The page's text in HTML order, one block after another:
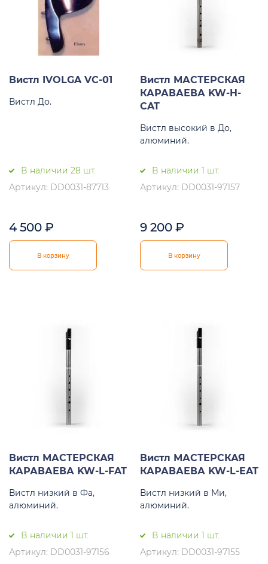
Вистл IVOLGA VC-01
Вистл До.
В наличии 28 шт.
Артикул: DD0031-87713
4 500 ₽
В корзину
Вистл МАСТЕРСКАЯ
КАРАВАЕВА KW-H-
CAT
Вистл высокий в До,
алюминий.
В наличии 1 шт.
Артикул: DD0031-97157
9 200 ₽
В корзину
Вистл МАСТЕРСКАЯ
КАРАВАЕВА KW-L-FAT
Вистл низкий в Фа,
алюминий.
В наличии 1 шт.
Артикул: DD0031-97156
Вистл МАСТЕРСКАЯ
КАРАВАЕВА KW-L-EAT
Вистл низкий в Ми,
алюминий.
В наличии 1 шт.
Артикул: DD0031-97155